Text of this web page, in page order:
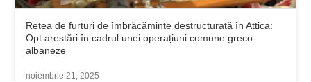
Rețea de furturi de îmbrăcăminte destructurată în Attica:
Opt arestări în cadrul unei operațiuni comune greco-
albaneze
noiembrie 21, 2025